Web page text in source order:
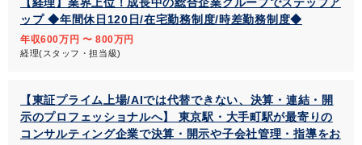
ップ ◆年間休日120日/在宅勤務制度/時差勤務制度◆
年収600万円 〜 800万円
経理(スタッフ・担当級)
【東証プライム上場/AIでは代替できない、決算・連結・開
示のプロフェッショナルへ】 東京駅・大手町駅が最寄りの
コンサルティング企業で決算・開示や子会社管理・指導をお